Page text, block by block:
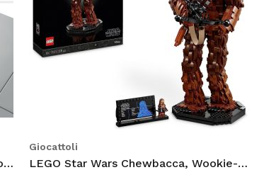
LEGO Speed Champions 2 Fast 2 Furious Nissan Skyline
lista
desideri
Giocattoli
LEGO Star Wars Chewbacca, Wookie-Figur